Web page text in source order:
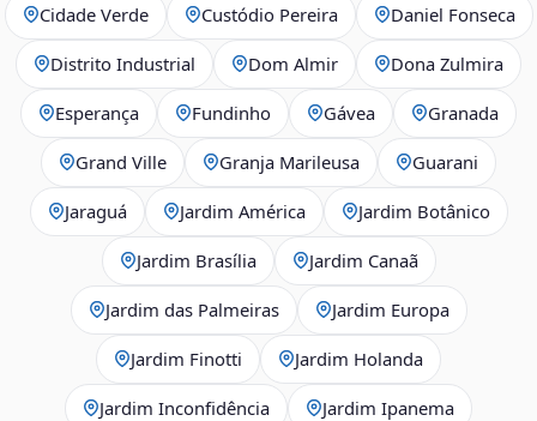
Cidade Verde Custódio Pereira Daniel Fonseca
Distrito Industrial Dom Almir Dona Zulmira
Esperança Fundinho Gávea Granada
Grand Ville Granja Marileusa Guarani
Jaraguá Jardim América Jardim Botânico
Jardim Brasília Jardim Canaã
Jardim das Palmeiras Jardim Europa
Jardim Finotti Jardim Holanda
Jardim Inconfidência Jardim Ipanema